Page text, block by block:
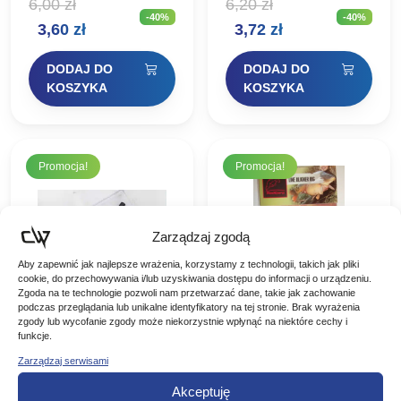
Zarządzaj zgodą
Aby zapewnić jak najlepsze wrażenia, korzystamy z technologii, takich jak pliki
cookie, do przechowywania i/lub uzyskiwania dostępu do informacji o urządzeniu.
Zgoda na te technologie pozwoli nam przetwarzać dane, takie jak zachowanie
podczas przeglądania lub unikalne identyfikatory na tej stronie. Brak wyrażenia
zgody lub wycofanie zgody może niekorzystnie wpłynąć na niektóre cechy i
funkcje.
Zarządzaj serwisami
Akceptuję
bezpiecznych klipsów
elastycznego połączenia
w zestawach
helikopterowych, osłania
zaczep ciężarka i węzeł.
Element…
6,00zł
Pierwotna
cena
wynosiła:
6,00 zł.
3,60 złAktualna
cena
wynosi:
3,60 zł.
-40%
DODAJ DO
KOSZYKA
bezpiecznych klipsów
elastycznego połączenia
w zestawach
helikopterowych, osłania
zaczep ciężarka i węzeł.
Element…
6,20zł
Pierwotna
cena
wynosiła:
6,20 zł.
3,72 złAktualna
cena
wynosi:
3,72 zł.
-40%
DODAJ DO
KOSZYKA
Promocja!
BEHR ŁĄCZNIK
GUMOWY Z
Promocja!
POZYCJONER DO
HAKÓW